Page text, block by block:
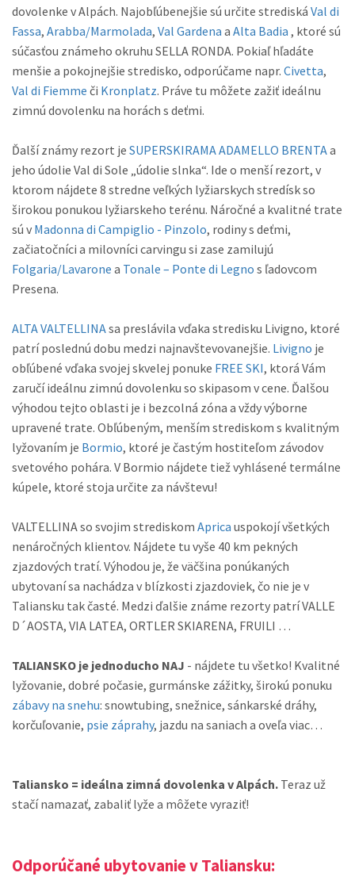
dovolenke v Alpách. Najobľúbenejšie sú určite strediská Val di
Fassa, Arabba/Marmolada, Val Gardena a Alta Badia , ktoré sú
súčasťou známeho okruhu SELLA RONDA. Pokiaľ hľadáte
menšie a pokojnejšie stredisko, odporúčame napr. Civetta,
Val di Fiemme či Kronplatz. Práve tu môžete zažiť ideálnu
zimnú dovolenku na horách s deťmi.
Ďalší známy rezort je SUPERSKIRAMA ADAMELLO BRENTAa
jeho údolie Val di Sole „údolie slnka“. Ide o menší rezort, v
ktorom nájdete 8 stredne veľkých lyžiarskych stredísk so
širokou ponukou lyžiarskeho terénu. Náročné a kvalitné trate
sú v Madonna di Campiglio - Pinzolo, rodiny s deťmi,
začiatočníci a milovníci carvingu si zase zamilujú
Folgaria/Lavarone a Tonale – Ponte di Legno s ľadovcom
Presena.
ALTA VALTELLINAsa preslávila vďaka stredisku Livigno, ktoré
patrí poslednú dobu medzi najnavštevovanejšie. Livigno je
obľúbené vďaka svojej skvelej ponuke FREE SKI, ktorá Vám
zaručí ideálnu zimnú dovolenku so skipasom v cene. Ďalšou
výhodou tejto oblasti je i bezcolná zóna a vždy výborne
upravené trate. Obľúbeným, menším strediskom s kvalitným
lyžovaním je Bormio, ktoré je častým hostiteľom závodov
svetového pohára. V Bormio nájdete tiež vyhlásené termálne
kúpele, ktoré stoja určite za návštevu!
VALTELLINA so svojim strediskom Aprica uspokojí všetkých
nenáročných klientov. Nájdete tu vyše 40 km pekných
zjazdových tratí. Výhodou je, že väčšina ponúkaných
ubytovaní sa nachádza v blízkosti zjazdoviek, čo nie je v
Taliansku tak časté. Medzi ďalšie známe rezorty patrí VALLE
D´AOSTA, VIA LATEA, ORTLER SKIARENA, FRUILI …
TALIANSKO je jednoducho NAJ - nájdete tu všetko! Kvalitné
lyžovanie, dobré počasie, gurmánske zážitky, širokú ponuku
zábavy na snehu: snowtubing, snežnice, sánkarské dráhy,
korčuľovanie, psie záprahy, jazdu na saniach a oveľa viac…
Taliansko = ideálna zimná dovolenka v Alpách. Teraz už
stačí namazať, zabaliť lyže a môžete vyraziť!
Odporúčané ubytovanie v Taliansku: